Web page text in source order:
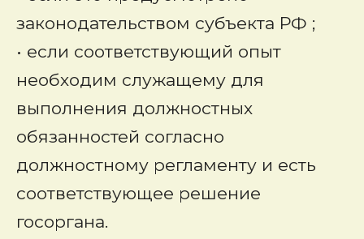
законодательством субъекта РФ ;
• если соответствующий опыт
необходим служащему для
выполнения должностных
обязанностей согласно
должностному регламенту и есть
соответствующее решение
госоргана.